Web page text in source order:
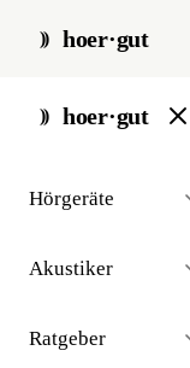
hoer·gut
hoer·gut
Hörgeräte
Akustiker
Ratgeber
start / akustiker /
☆☆☆☆☆ Noch